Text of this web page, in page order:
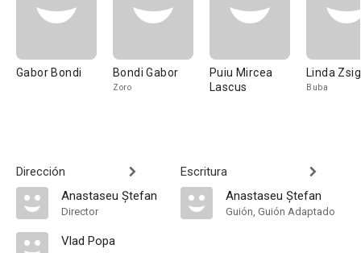
Gabor Bondi Bondi Gabor
Zoro
Puiu Mircea
Lascus
Linda
Buba
Dirección
Anastaseu Ștefan
Director
Vlad Popa
Escritura
Anastaseu Ștefan
Guión, Guión Adaptado